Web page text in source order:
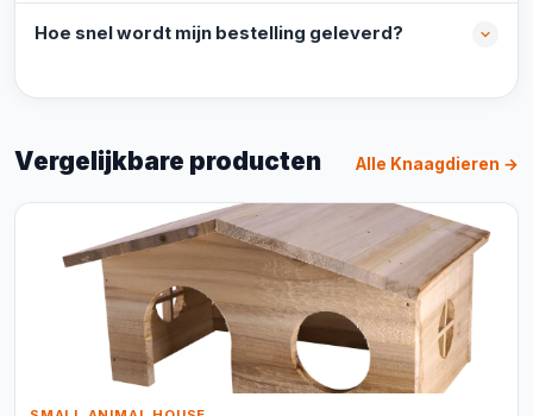
Hoe snel wordt mijn bestelling geleverd?
Vergelijkbare producten Alle Knaagdieren →